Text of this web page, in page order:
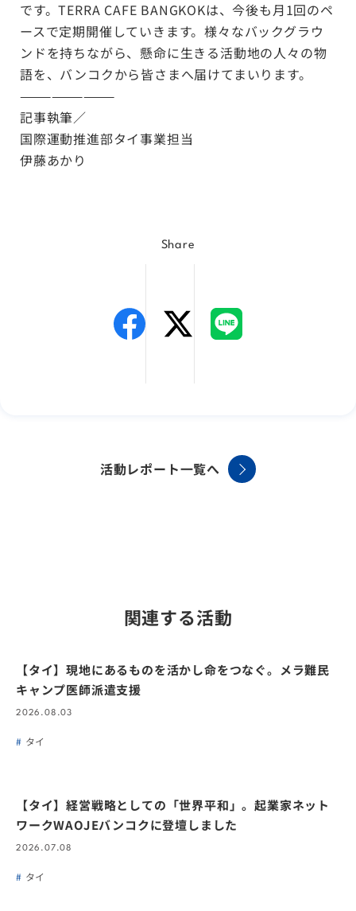
です。TERRA CAFE BANGKOKは、今後も月1回のペ
ースで定期開催していきます。様々なバックグラウ
ンドを持ちながら、懸命に生きる活動地の人々の物
語を、バンコクから皆さまへ届けてまいります。
—————————
記事執筆／
国際運動推進部タイ事業担当
伊藤あかり
Share
活動レポート一覧へ
関連する活動
【タイ】現地にあるものを活かし命をつなぐ。メラ難民
キャンプ医師派遣支援
2026.08.03
タイ
【タイ】経営戦略としての「世界平和」。起業家ネット
ワークWAOJEバンコクに登壇しました
2026.07.08
タイ